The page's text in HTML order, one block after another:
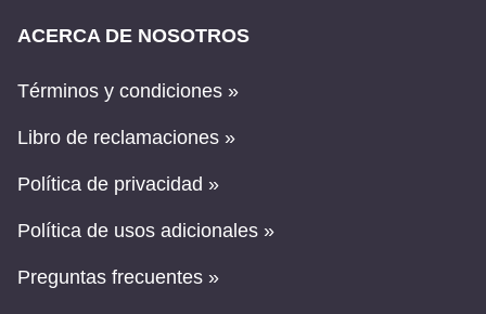
ACERCA DE NOSOTROS
Términos y condiciones »
Libro de reclamaciones »
Política de privacidad »
Política de usos adicionales »
Preguntas frecuentes »